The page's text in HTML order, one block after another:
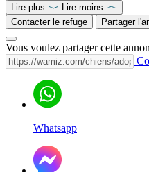
Lire plus
Lire moins
Contacter le refuge
Partager
Vous voulez partager cette
Whatsapp